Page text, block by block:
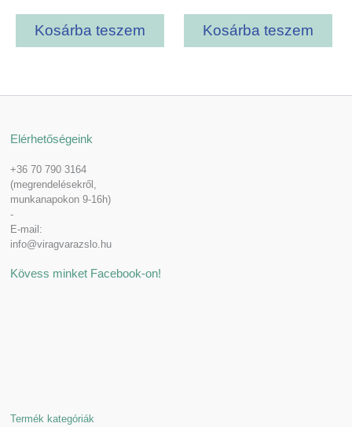
Kosárba teszem Kosárba teszem
Elérhetőségeink
+36 70 790 3164
(megrendelésekről,
munkanapokon 9-16h)
-
E-mail:
info@viragvarazslo.hu
Kövess minket Facebook-on!
Termék kategóriák